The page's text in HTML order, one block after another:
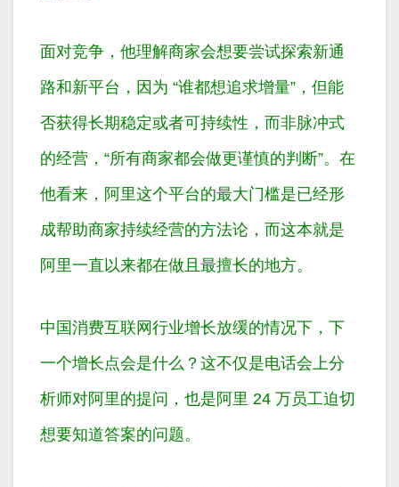
面对竞争，他理解商家会想要尝试探索新通
路和新平台，因为 “谁都想追求增量”，但能
否获得长期稳定或者可持续性，而非脉冲式
的经营，“所有商家都会做更谨慎的判断”。在
他看来，阿里这个平台的最大门槛是已经形
成帮助商家持续经营的方法论，而这本就是
阿里一直以来都在做且最擅长的地方。
中国消费互联网行业增长放缓的情况下，下
一个增长点会是什么？这不仅是电话会上分
析师对阿里的提问，也是阿里 24 万员工迫切
想要知道答案的问题。